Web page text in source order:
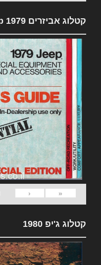
קטלוג אביזרים 1979 Jeep
«
‹
קטלוג ג'יפ 1980